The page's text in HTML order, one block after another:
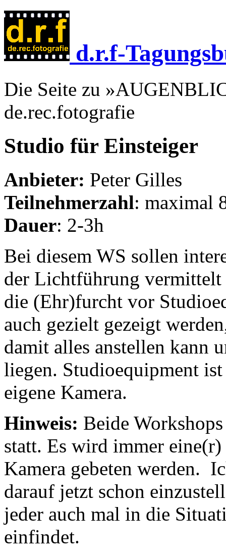
d.r.f-
Die Seite zu
de.rec.fotografie
Studio für Einsteiger
Anbieter: Peter Gilles
Teilnehmerzahl: maximal
Dauer: 2-3h
Bei diesem WS sollen
der Lichtführung
die (Ehr)furcht vor
auch gezielt gezeigt
damit alles anstellen kann
liegen. Studioequipment
eigene Kamera.
Hinweis: Beide
statt. Es wird immer
Kamera gebeten werden.
darauf jetzt schon
jeder auch mal in die
einfindet.